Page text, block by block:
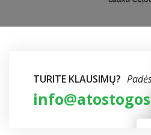
TURITE KLAUSIMŲ?